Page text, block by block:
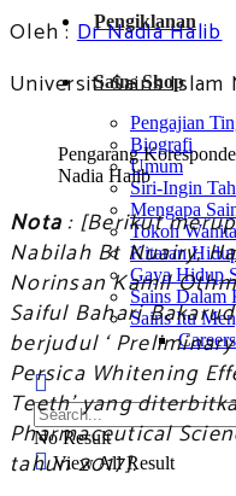
Pengiklanan
Sains Shop
Pengajian
Biografi
Umum
Siri-Ingin
Mengapa
Tokoh
Kitaran
Gaya Hidup
Sains Dalam
Sains Itu
Careers
No Result
View All Result
Oleh :Dr Nadia Halib
Universiti Sains Islam
Pengarang
Nadia Halib
Nota : [Berikut
Nabilah Bt Nuairy,
Norinsan Kamil
Saiful Bahari
berjudul ‘
Persica Whitening
Teeth’ yang
Pharmaceutical
tahun 2017].